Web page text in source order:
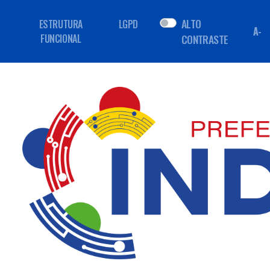
ESTRUTURA
FUNCIONAL
LGPD
ALTO
CONTRASTE
A-